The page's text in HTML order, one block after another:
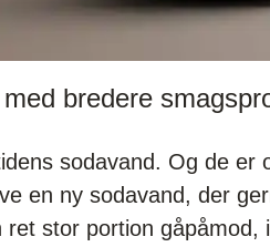
bredere
sodavand. Og de
en ny sodavand, der
stor portion